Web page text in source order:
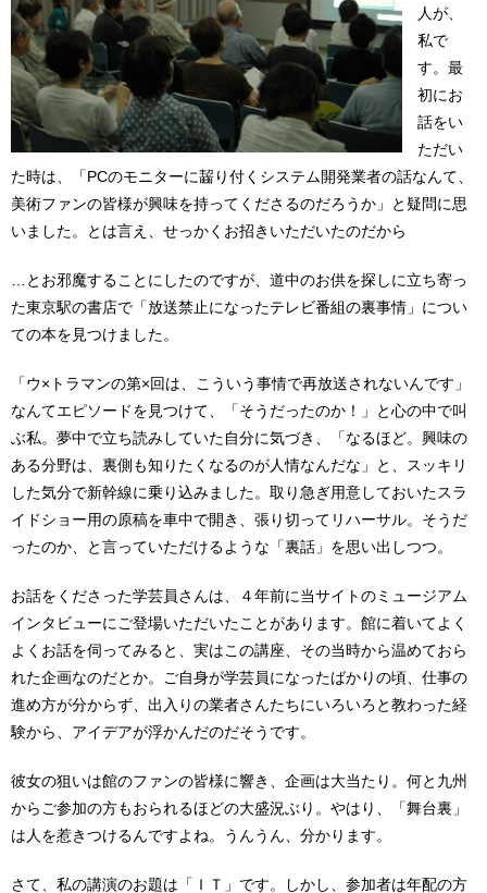
人が、
私で
す。最
初にお
話をい
ただい
た時は、「PCのモニターに齧り付くシステム開発業者の話なんて、
美術ファンの皆様が興味を持ってくださるのだろうか」と疑問に思
いました。とは言え、せっかくお招きいただいたのだから
…とお邪魔することにしたのですが、道中のお供を探しに立ち寄っ
た東京駅の書店で「放送禁止になったテレビ番組の裏事情」につい
ての本を見つけました。
「ウ×トラマンの第×回は、こういう事情で再放送されないんです」
なんてエピソードを見つけて、「そうだったのか！」と心の中で叫
ぶ私。夢中で立ち読みしていた自分に気づき、「なるほど。興味の
ある分野は、裏側も知りたくなるのが人情なんだな」と、スッキリ
した気分で新幹線に乗り込みました。取り急ぎ用意しておいたスラ
イドショー用の原稿を車中で開き、張り切ってリハーサル。そうだ
ったのか、と言っていただけるような「裏話」を思い出しつつ。
お話をくださった学芸員さんは、４年前に当サイトのミュージアム
インタビューにご登場いただいたことがあります。館に着いてよく
よくお話を伺ってみると、実はこの講座、その当時から温めておら
れた企画なのだとか。ご自身が学芸員になったばかりの頃、仕事の
進め方が分からず、出入りの業者さんたちにいろいろと教わった経
験から、アイデアが浮かんだのだそうです。
彼女の狙いは館のファンの皆様に響き、企画は大当たり。何と九州
からご参加の方もおられるほどの大盛況ぶり。やはり、「舞台裏」
は人を惹きつけるんですよね。うんうん、分かります。
さて、私の講演のお題は「ＩＴ」です。しかし、参加者は年配の方